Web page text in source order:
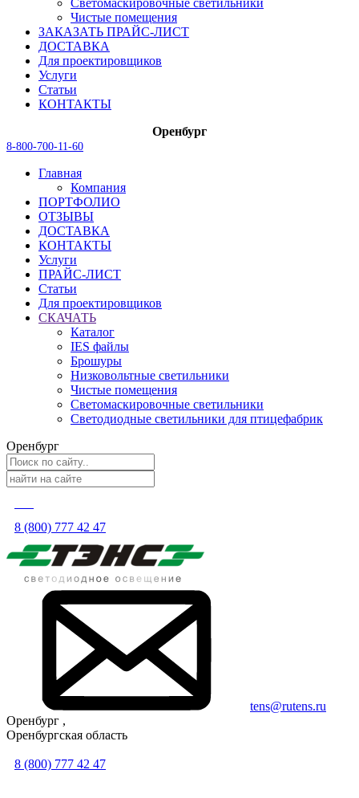
Светомаскировочные светильники
Чистые помещения
ЗАКАЗАТЬ ПРАЙС-ЛИСТ
ДОСТАВКА
Для проектировщиков
Услуги
Статьи
КОНТАКТЫ
Оренбург
8-800-700-11-60
Главная
Компания
ПОРТФОЛИО
ОТЗЫВЫ
ДОСТАВКА
КОНТАКТЫ
Услуги
ПРАЙС-ЛИСТ
Статьи
Для проектировщиков
СКАЧАТЬ
Каталог
IES файлы
Брошуры
Низковольтные светильники
Чистые помещения
Светомаскировочные светильники
Светодиодные светильники для птицефабрик
Оренбург
8 (800) 777 42 47
tens@rutens.ru
Оренбург ,
Оренбургская область
8 (800) 777 42 47